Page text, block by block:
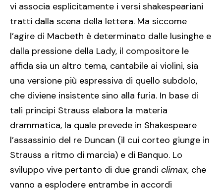
vi associa esplicitamente i versi shakespeariani
tratti dalla scena della lettera. Ma siccome
l’agire di Macbeth è determinato dalle lusinghe e
dalla pressione della Lady, il compositore le
affida sia un altro tema, cantabile ai violini, sia
una versione più espressiva di quello subdolo,
che diviene insistente sino alla furia. In base di
tali principi Strauss elabora la materia
drammatica, la quale prevede in Shakespeare
l’assassinio del re Duncan (il cui corteo giunge in
Strauss a ritmo di marcia) e di Banquo. Lo
sviluppo vive pertanto di due grandi climax, che
vanno a esplodere entrambe in accordi